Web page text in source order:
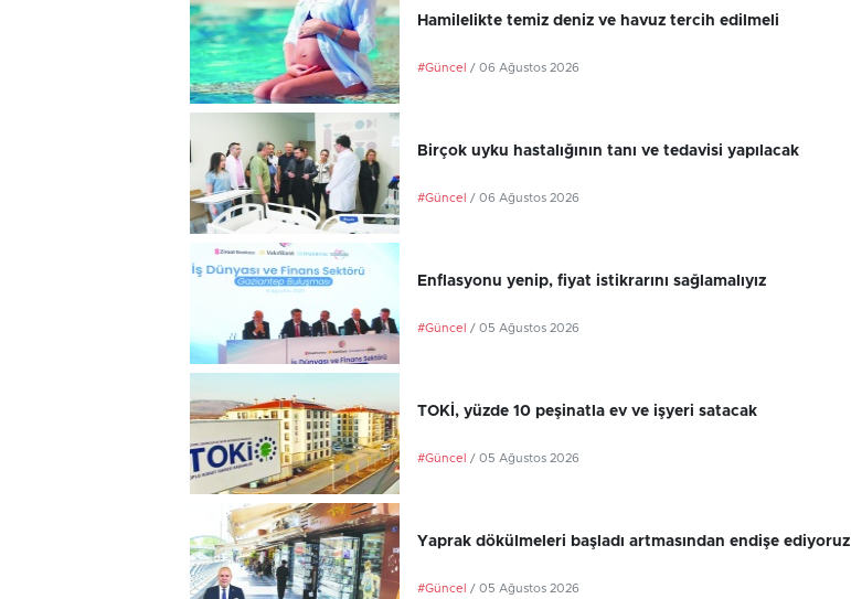
Hamilelikte temiz deniz ve havuz tercih edilmeli
#Güncel / 06 Ağustos 2026
Birçok uyku hastalığının tanı ve tedavisi yapılacak
#Güncel / 06 Ağustos 2026
Enflasyonu yenip, fiyat istikrarını sağlamalıyız
#Güncel / 05 Ağustos 2026
TOKİ, yüzde 10 peşinatla ev ve işyeri satacak
#Güncel / 05 Ağustos 2026
Yaprak dökülmeleri başladı artmasından endişe ediyoruz
#Güncel / 05 Ağustos 2026